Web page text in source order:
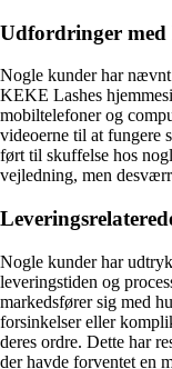
Udfordringer med
Nogle kunder har nævnt
KEKE Lashes
mobiltelefoner og
videoerne til at fungere
ført til skuffelse hos
vejledning, men
Nogle kunder har
leveringstiden og
markedsfører sig med
forsinkelser eller
deres ordre. Dette har
der havde forventet en